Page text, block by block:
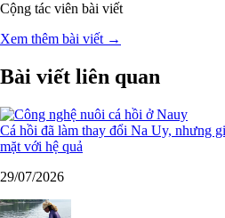
Cộng tác viên bài viết
Xem thêm bài viết →
Bài viết liên quan
Cá hồi đã làm thay đổi Na Uy, nhưng
mặt với hệ quả
29/07/2026